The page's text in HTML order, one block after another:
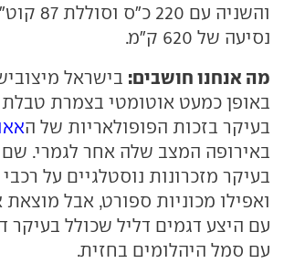
והשניה עם
נסיעה של 620 ק"מ.
מה אנחנו חושבים: בישראל
באופן כמעט אוטומטי בצמרת טבלת
בעיקר בזכות הפופולאריות של ה
באירופה המצב שלה אחר לגמרי. שם
בעיקר מזכרונות נוסטלגיים על
ואפילו מכוניות ספורט, אבל
עם היצע דגמים דליל שכולל בעיקר
עם סמל היהלומים בחזית.